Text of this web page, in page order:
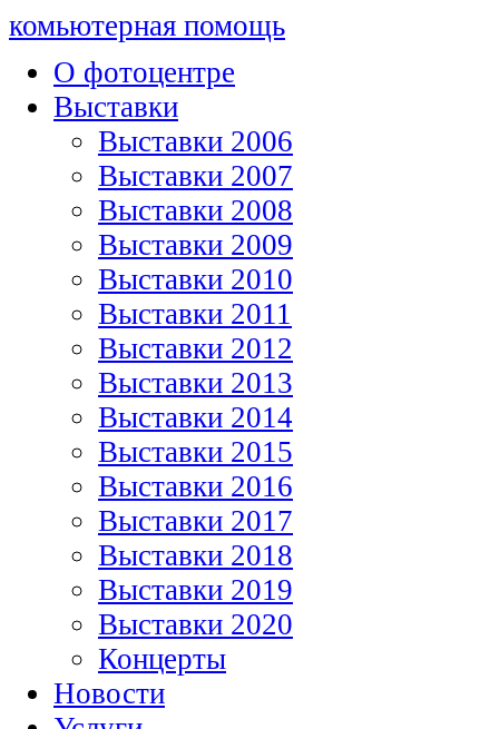
комьютерная помощь
О фотоцентре
Выставки
Выставки 2006
Выставки 2007
Выставки 2008
Выставки 2009
Выставки 2010
Выставки 2011
Выставки 2012
Выставки 2013
Выставки 2014
Выставки 2015
Выставки 2016
Выставки 2017
Выставки 2018
Выставки 2019
Выставки 2020
Концерты
Новости